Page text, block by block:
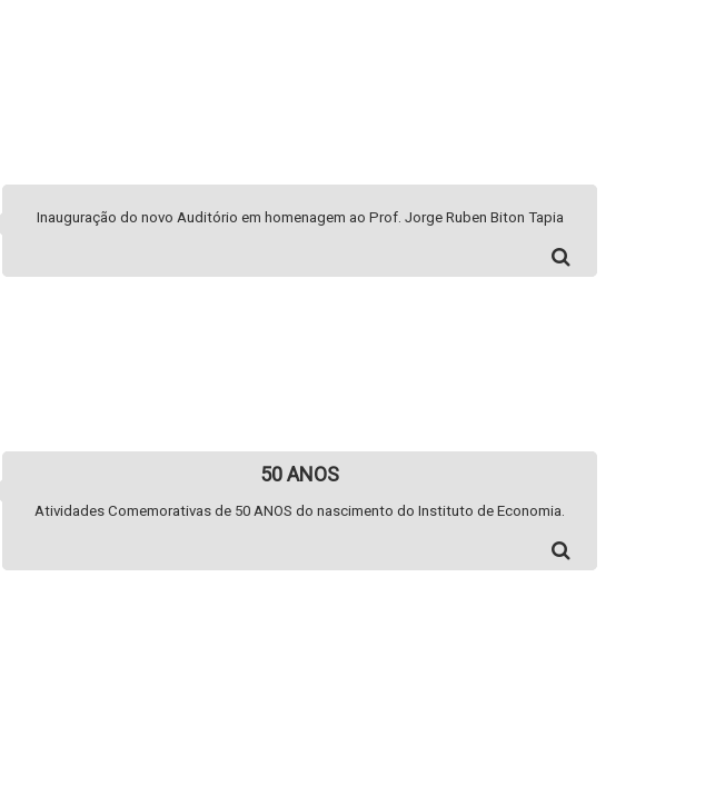
Inauguração do novo Auditório em homenagem ao Prof. Jorge Ruben Biton Tapia
50 ANOS
Atividades Comemorativas de 50 ANOS do nascimento do Instituto de Economia.